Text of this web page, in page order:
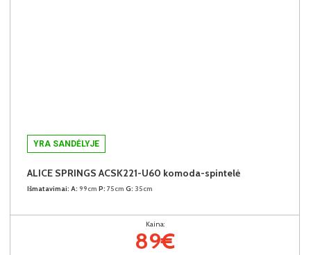
YRA SANDĖLYJE
ALICE SPRINGS ACSK221-U60 komoda-spintelė
Išmatavimai: A: 99cm P: 75cm G: 35cm
Kaina:
89€